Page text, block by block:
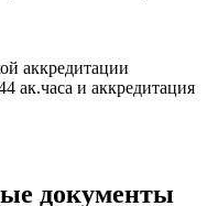
аккредитации
ак.часа и аккредитация
документы